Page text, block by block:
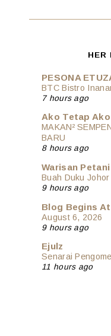
HER
PESONA
BTC Bistro
7 hours ago
Ako Tetap Ako
MAKAN²
BARU
8 hours ago
Warisan Petani
Buah Duku Johor
9 hours ago
Blog Begins
August 6, 2026
9 hours ago
Ejulz
Senarai
11 hours ago